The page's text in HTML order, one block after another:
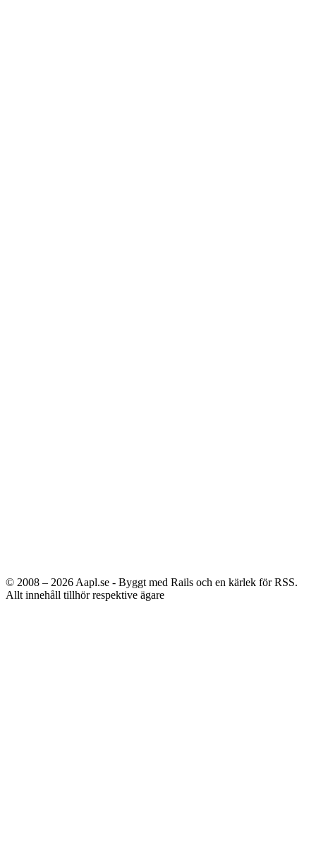
© 2008 – 2026 Aapl.se - Byggt med Rails och en kärlek för RSS.
Allt innehåll tillhör respektive ägare